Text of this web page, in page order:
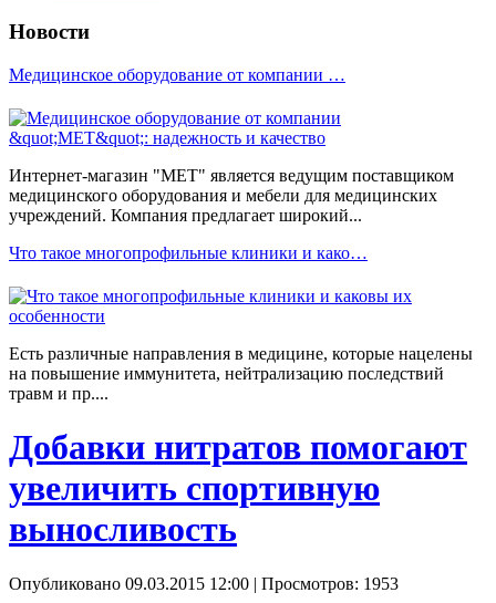
Новости
Медицинское оборудование от компании …
Интернет-магазин "МЕТ" является ведущим поставщиком
медицинского оборудования и мебели для медицинских
учреждений. Компания предлагает широкий...
Что такое многопрофильные клиники и како…
Есть различные направления в медицине, которые нацелены
на повышение иммунитета, нейтрализацию последствий
травм и пр....
Добавки нитратов помогают
увеличить спортивную
выносливость
Опубликовано 09.03.2015 12:00 | Просмотров: 1953